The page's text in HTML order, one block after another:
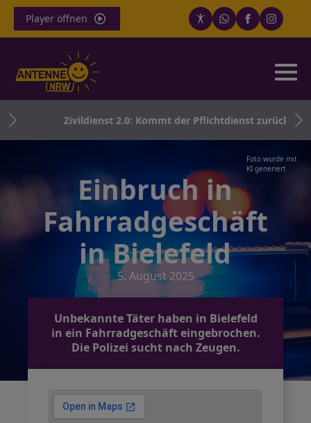
Player öffnen
Zivildienst 2.0: Kommt der Pflichtdienst zurück?
Foto wurde mit
KI generiert
Einbruch in
Fahrradgeschäft
in Bielefeld
5. August 2025
Unbekannte Täter haben in Bielefeld
in ein Fahrradgeschäft eingebrochen.
Die Polizei sucht nach Zeugen.